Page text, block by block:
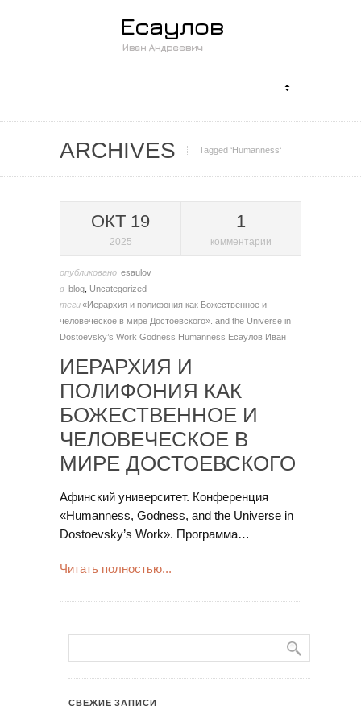
ARCHIVES Tagged ‘Humanness‘
ОКТ 19
2025
1
комментарии
опубликовано esaulov
в blog Uncategorized
теги«Иерархия и полифония как Божественное и
человеческое в мире Достоевского». and the Universe in
Dostoevsky’s Work Godness Humanness Есаулов Иван
ИЕРАРХИЯ И
ПОЛИФОНИЯ КАК
БОЖЕСТВЕННОЕ И
ЧЕЛОВЕЧЕСКОЕ В
МИРЕ ДОСТОЕВСКОГО
Афинский университет. Конференция
«Humanness, Godness, and the Universe in
Dostoevsky’s Work». Программа…
Читать полностью...
СВЕЖИЕ ЗАПИСИ